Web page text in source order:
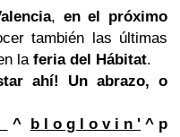
, en el próximo
también las últimas
la feria del Hábitat.
ahí! Un abrazo, o
^ b l o g l o v i n ' ^ p